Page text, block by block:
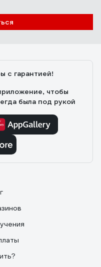
10BG
с гарантией!
чтобы
была под рукой